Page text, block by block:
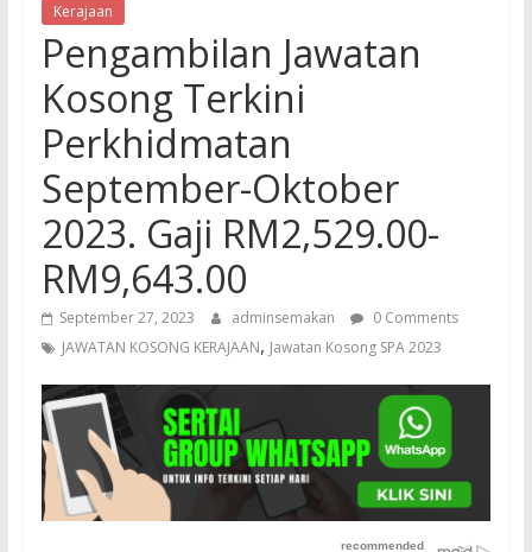
Kerajaan
Pengambilan Jawatan
Kosong Terkini
Perkhidmatan
September-Oktober
2023. Gaji RM2,529.00-
RM9,643.00
September 27, 2023 adminsemakan
0 Comments
JAWATAN KOSONG KERAJAAN, Jawatan Kosong SPA 2023